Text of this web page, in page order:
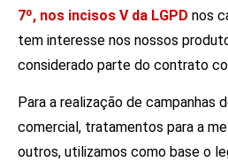
7º, nos incisos V da LGPD nos
tem interesse nos nossos
considerado parte do contrato
Para a realização de campanhas
comercial, tratamentos para a
outros, utilizamos como base o